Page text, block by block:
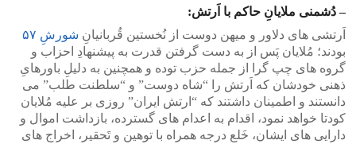
– دُشمنی ملایانِ حاکم با اَرتش:
اَرتشی های دلاور و میهن دوست از نُخستین قُربانیانِ شورشِ ۵۷
بودند؛ مُلایان پَس از به دست گرفتن قدرت به پیشنهادِ احزاب و
گروه های چپ گرا از جمله حزب توده و همچنین به دلیلِ باورهایِ
ذهنی خودشان که اَرتش را “شاه دوست” و “سلطنت طلب” می
دانستند و اطمینان داشتند که “ارتش ایران” روزی بر علیه مُلایان
کودتا خواهد نمود، اقدام به اعدام های گسترده، بازداشت اموال و
دارایی های ایشان، خَلع درجه همراه با توهین و تَحقیر، اخراج های